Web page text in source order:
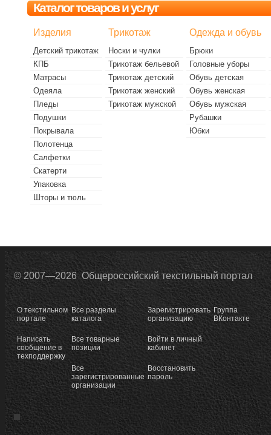
Каталог товаров и услуг
Изделия
Детский трикотаж
КПБ
Матрасы
Одеяла
Пледы
Подушки
Покрывала
Полотенца
Салфетки
Скатерти
Упаковка
Шторы и тюль
Трикотаж
Носки и чулки
Трикотаж бельевой
Трикотаж детский
Трикотаж женский
Трикотаж мужской
Одежда и обувь
Брюки
Головные уборы
Обувь детская
Обувь женская
Обувь мужская
Рубашки
Юбки
© 2007—2026 Общероссийский текстильный портал
О текстильном
портале
Написать
сообщение в
техподдержку
Все разделы
каталога
Все товарные
позиции
Все
зарегистрированные
организации
Зарегистрировать
организацию
Войти в личный
кабинет
Восстановить
пароль
Группа
ВКонтакте